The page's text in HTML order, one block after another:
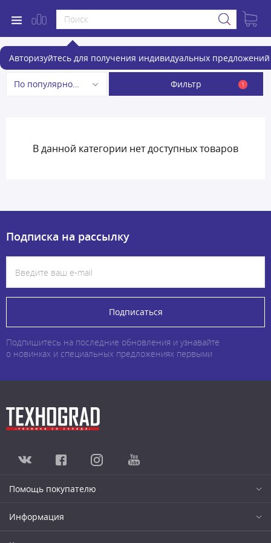
Авторизуйтесь для получения индивидуальных предложений
Капельные кофеварки
По популярности Фильтр 1
В данной категории нет доступных товаров
Подписка на рассылку
Подписаться
Подпишитесь на последние обновления и узнавайте
о новинках и специальных предложениях первыми
Помощь покупателю
Информация